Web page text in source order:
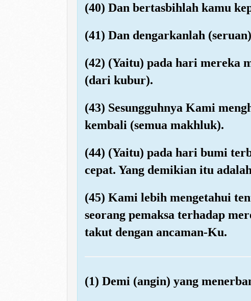
(40) Dan bertasbihlah kamu
(41) Dan dengarkanlah
(42) (Yaitu) pada hari mereka
(dari kubur).
(43) Sesungguhnya Kami
kembali (semua makhluk).
(44) (Yaitu) pada hari bumi
cepat. Yang demikian itu
(45) Kami lebih mengetahui
seorang pemaksa terhadap
takut dengan ancaman-Ku.
(1) Demi (angin) yang